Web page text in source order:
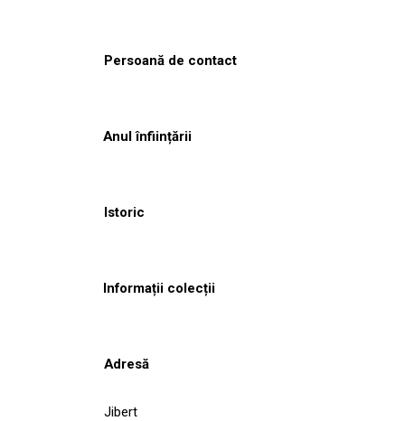
Persoană de contact
Anul înființării
Istoric
Informații colecții
Adresă
Jibert